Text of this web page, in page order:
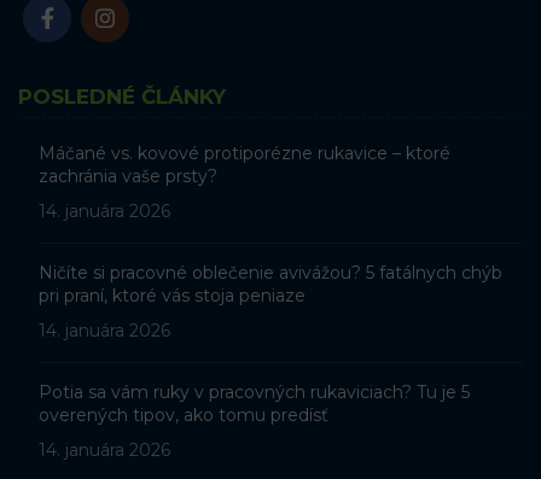
POSLEDNÉ ČLÁNKY
Máčané vs. kovové protiporézne rukavice – ktoré
zachránia vaše prsty?
14. januára 2026
Ničíte si pracovné oblečenie avivážou? 5 fatálnych chýb
pri praní, ktoré vás stoja peniaze
14. januára 2026
Potia sa vám ruky v pracovných rukaviciach? Tu je 5
overených tipov, ako tomu predísť
14. januára 2026